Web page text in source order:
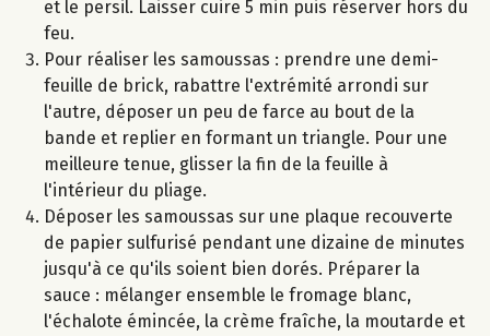
et le persil. Laisser cuire 5 min puis réserver hors du
feu.
Pour réaliser les samoussas : prendre une demi-
feuille de brick, rabattre l'extrémité arrondi sur
l'autre, déposer un peu de farce au bout de la
bande et replier en formant un triangle. Pour une
meilleure tenue, glisser la fin de la feuille à
l'intérieur du pliage.
Déposer les samoussas sur une plaque recouverte
de papier sulfurisé pendant une dizaine de minutes
jusqu'à ce qu'ils soient bien dorés. Préparer la
sauce : mélanger ensemble le fromage blanc,
l'échalote émincée, la crème fraîche, la moutarde et